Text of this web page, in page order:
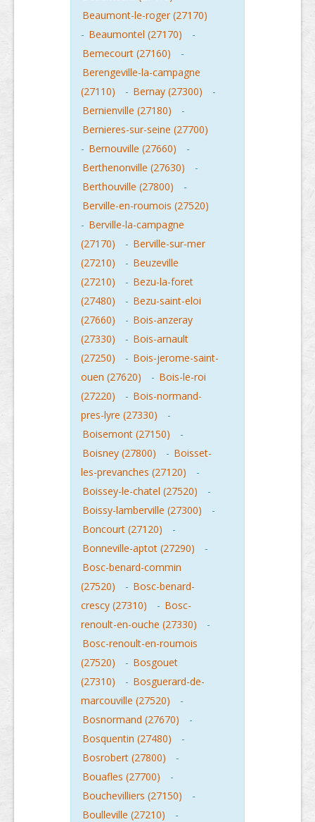
Beaumont-le-roger (27170)
- Beaumontel (27170)
-
Bemecourt (27160)
-
Berengeville-la-campagne
(27110)
- Bernay (27300)
-
Bernienville (27180)
-
Bernieres-sur-seine (27700)
- Bernouville (27660)
-
Berthenonville (27630)
-
Berthouville (27800)
-
Berville-en-roumois (27520)
- Berville-la-campagne
(27170)
- Berville-sur-mer
(27210)
- Beuzeville
(27210)
- Bezu-la-foret
(27480)
- Bezu-saint-eloi
(27660)
- Bois-anzeray
(27330)
- Bois-arnault
(27250)
- Bois-jerome-saint-
ouen (27620)
- Bois-le-roi
(27220)
- Bois-normand-
pres-lyre (27330)
-
Boisemont (27150)
-
Boisney (27800)
- Boisset-
les-prevanches (27120)
-
Boissey-le-chatel (27520)
-
Boissy-lamberville (27300)
-
Boncourt (27120)
-
Bonneville-aptot (27290)
-
Bosc-benard-commin
(27520)
- Bosc-benard-
crescy (27310)
- Bosc-
renoult-en-ouche (27330)
-
Bosc-renoult-en-roumois
(27520)
- Bosgouet
(27310)
- Bosguerard-de-
marcouville (27520)
-
Bosnormand (27670)
-
Bosquentin (27480)
-
Bosrobert (27800)
-
Bouafles (27700)
-
Bouchevilliers (27150)
-
Boulleville (27210)
-